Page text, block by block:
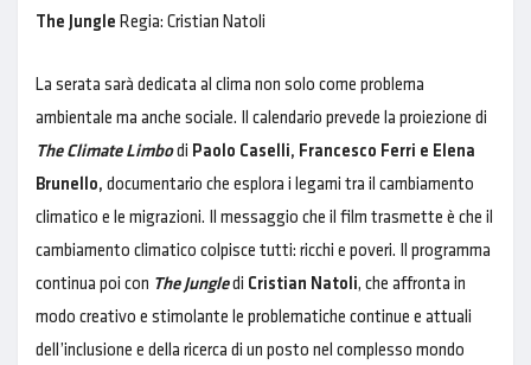
The Jungle Regia: Cristian Natoli
La serata sarà dedicata al clima non solo come problema
ambientale ma anche sociale. Il calendario prevede la proiezione di
The Climate Limbodi Paolo Caselli, Francesco Ferri e Elena
Brunello, documentario che esplora i legami tra il cambiamento
climatico e le migrazioni. Il messaggio che il film trasmette è che il
cambiamento climatico colpisce tutti: ricchi e poveri. Il programma
continua poi con The Jungledi Cristian Natoli, che affronta in
modo creativo e stimolante le problematiche continue e attuali
dell’inclusione e della ricerca di un posto nel complesso mondo